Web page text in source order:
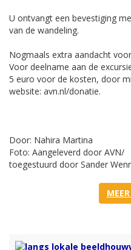
U ontvangt een bevestiging
van de wandeling.
Nogmaals extra aandacht
Voor deelname aan de
5 euro voor de kosten, door
website: avn.nl/donatie.
Door: Nahira Martina
Foto: Aangeleverd door AVN/
toegestuurd door Sander